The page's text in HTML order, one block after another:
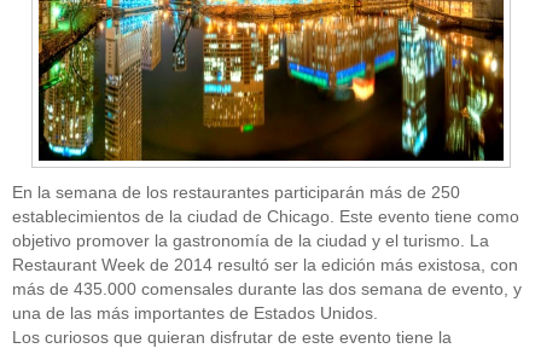
En la semana de los restaurantes participarán más de 250
establecimientos de la ciudad de Chicago. Este evento tiene como
objetivo promover la gastronomía de la ciudad y el turismo. La
Restaurant Week de 2014 resultó ser la edición más existosa, con
más de 435.000 comensales durante las dos semana de evento, y
una de las más importantes de Estados Unidos.
Los curiosos que quieran disfrutar de este evento tiene la